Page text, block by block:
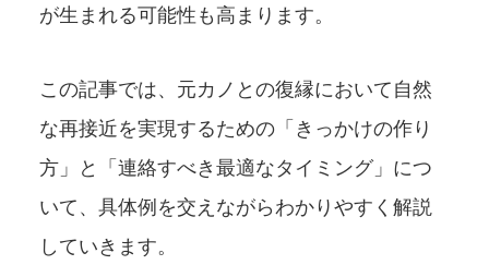
が生まれる可能性も高まります。
この記事では、元カノとの復縁において自然
な再接近を実現するための「きっかけの作り
方」と「連絡すべき最適なタイミング」につ
いて、具体例を交えながらわかりやすく解説
していきます。